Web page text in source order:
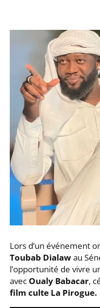
Lors d’un événement
Toubab Dialawau
l’opportunité de vivre
avec Oualy Babacar,
film culte La Pirogue.